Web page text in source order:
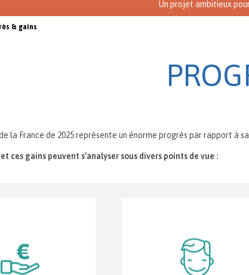
Un projet ambitieux
& gains
la France de 2025 représente un énorme progrès par rapport à
ces gains peuvent s’analyser sous divers points de vue :